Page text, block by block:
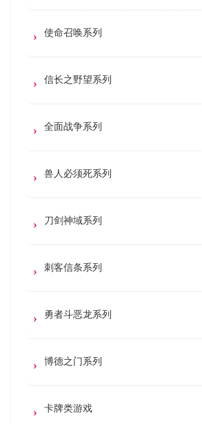
使命召唤系列
信长之野望系列
全面战争系列
兽人必须死系列
刀剑神域系列
刺客信条系列
勇者斗恶龙系列
博德之门系列
卡牌类游戏